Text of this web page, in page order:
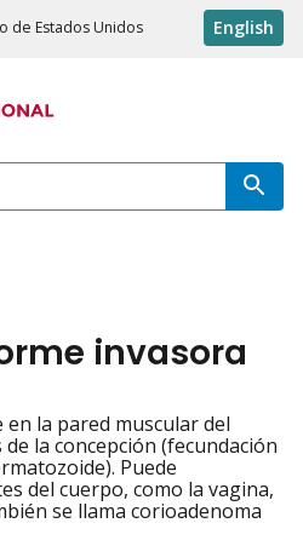
de Estados Unidos English
invasora
en la pared muscular del
la concepción (fecundación
Puede
del cuerpo, como la vagina,
se llama corioadenoma